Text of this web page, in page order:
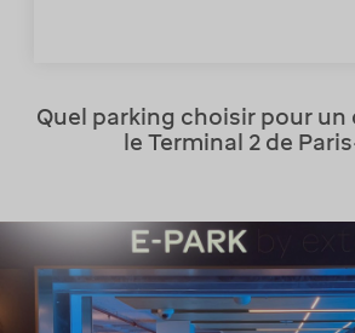
Quel parking choisir pour
le Terminal 2 de